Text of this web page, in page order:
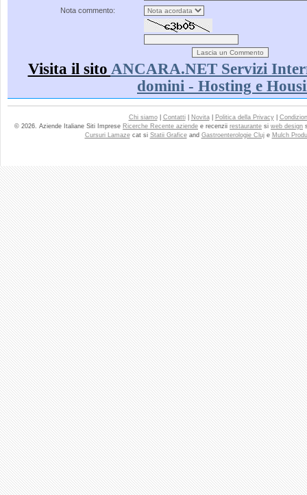
Nota commento:
Visita il sito ANCARA.NET Servizi
domini - Hosting e
Chi siamo| Contatti| Novita| Politica della Privacy|
© 2026. Aziende Italiane Siti Imprese Ricerche Recente aziende e recenzii restaurante si web design
Cursuri Lamazecat si Statii Graficeand Gastroenterologie Cluje Mulch